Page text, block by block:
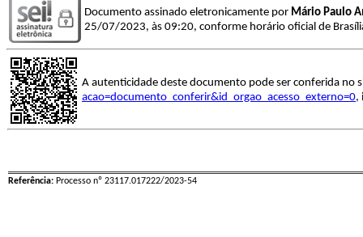
Documento assinado eletronicamente por Mário Paulo
25/07/2023, às 09:20, conforme horário oficial de
A autenticidade deste documento pode ser conferida no
acao=documento_conferir&id_orgao_acesso_externo=0,
Referência: Processo nº 23117.017222/2023-54